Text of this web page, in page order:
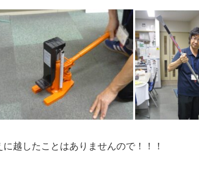
に越したことはありませんので！！！